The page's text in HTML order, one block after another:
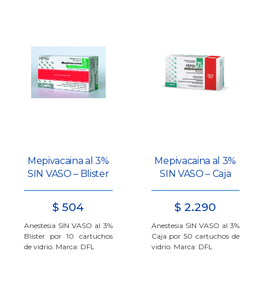
Mepivacaina al 3%
SIN VASO – Blister
$504
Anestesia SIN VASO al 3%
Blister por 10 cartuchos
de vidrio. Marca: DFL
Mepivacaina al 3%
SIN VASO – Caja
$2.290
Anestesia SIN VASO al 3%
Caja por 50 cartuchos de
vidrio. Marca: DFL